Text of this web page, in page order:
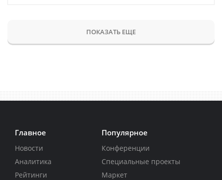
ПОКАЗАТЬ ЕЩЕ
Главное
Новости
Аналитика
Рейтинги
Популярное
Конференции
Специальные проекты
Маркет